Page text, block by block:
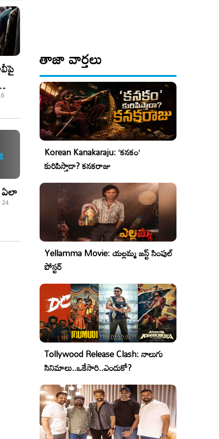
!
ఏలా
24
తాజా వార్తలు
Korean Kanakaraju: ‘కనకం’
కురిపిస్తాడా? కనకరాజు
Yellamma Movie: యల్లమ్మ జస్ట్ సింపుల్
పోస్టర్
Tollywood Release Clash: నాలుగు
సినిమాలు..ఒకేసారి..ఎందుకో?